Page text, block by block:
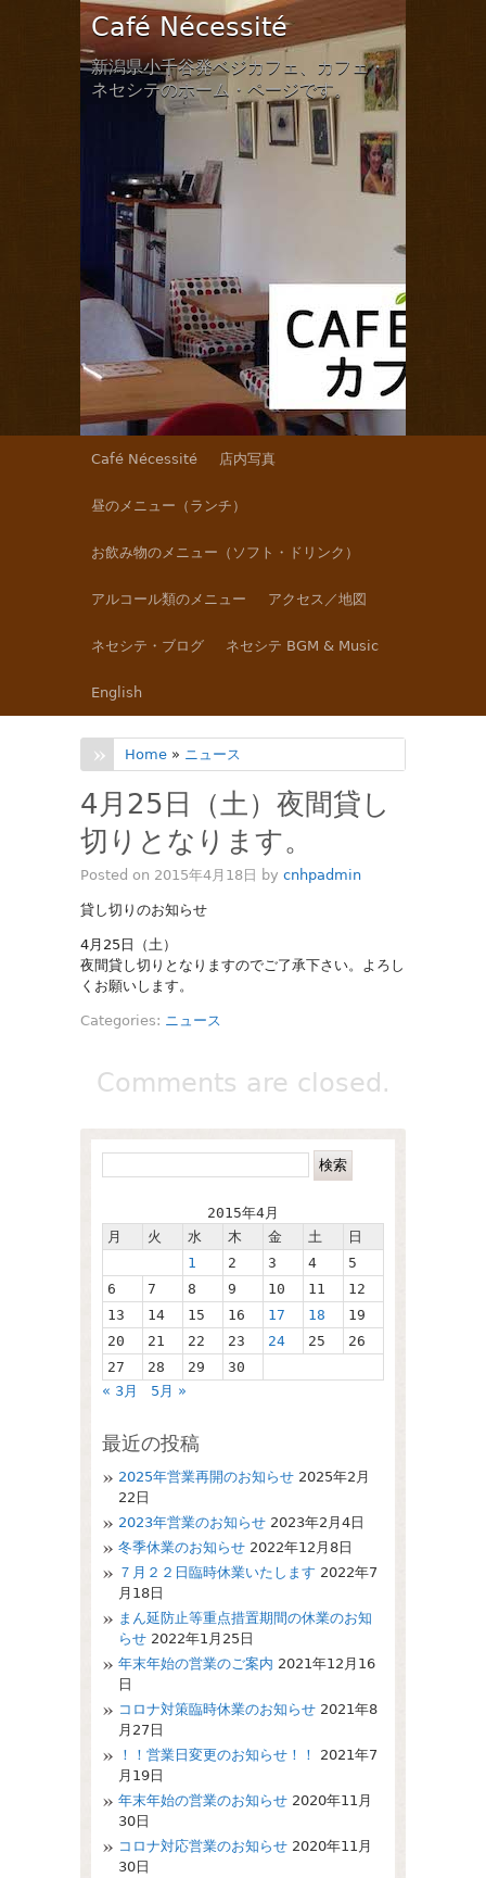
Café Nécessité
新潟県小千谷発ベジカフェ、カフェ・
ネセシテのホーム・ページです。
Café Nécessité 店内写真
昼のメニュー（ランチ）
お飲み物のメニュー（ソフト・ドリンク）
アルコール類のメニュー アクセス／地図
ネセシテ・ブログ ネセシテ BGM & Music
English
Home » ニュース
4月25日（土）夜間貸し
切りとなります。
Posted on 2015年4月18日 by cnhpadmin
貸し切りのお知らせ
4月25日（土）
夜間貸し切りとなりますのでご了承下さい。よろし
くお願いします。
Categories: ニュース
Comments are closed.
2015年4月
月
火 水 木 金 土
日
1
2 3 4
5
6
7 8 9 10 11
12
13
14 15 16 17 18
19
20
21 22 23 24 25
26
27
28 29
30
« 3月
5月 »
最近の投稿
2025年営業再開のお知らせ 2025年2月
22日
2023年営業のお知らせ 2023年2月4日
冬季休業のお知らせ 2022年12月8日
７月２２日臨時休業いたします 2022年7
月18日
まん延防止等重点措置期間の休業のお知
らせ 2022年1月25日
年末年始の営業のご案内 2021年12月16
日
コロナ対策臨時休業のお知らせ 2021年8
月27日
！！営業日変更のお知らせ！！
2021年7
月19日
年末年始の営業のお知らせ 2020年11月
30日
コロナ対応営業のお知らせ 2020年11月
30日